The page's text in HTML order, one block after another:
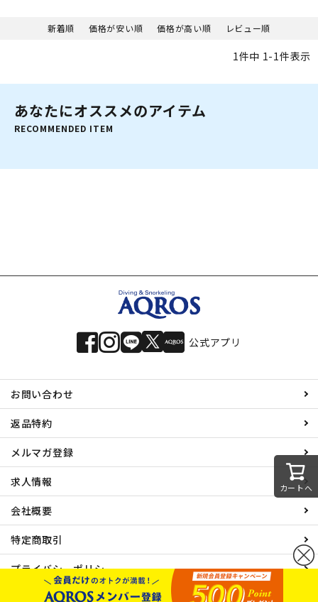
新着順 価格が安い順 価格が高い順 レビュー順
1件中 1-1件表示
あなたにオススメのアイテム
RECOMMENDED ITEM
カートへ
公式アプリ
お問い合わせ
返品特約
メルマガ登録
求人情報
会社概要
特定商取引
プライバシーポリシー
© 有限会社エイチアイディ All rights reserved.